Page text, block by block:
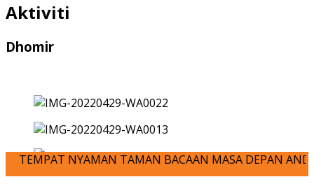
Aktiviti
Dhomir
NYAMAN TAMAN BACAAN MASA DEPAN